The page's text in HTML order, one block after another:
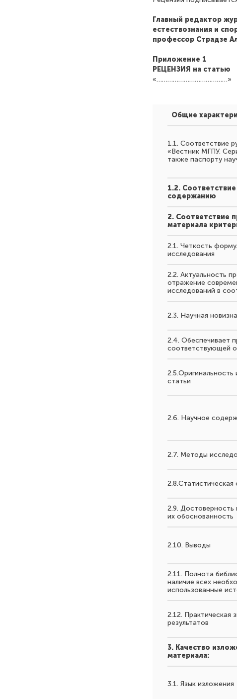
Главный редактор
естествознания и
профессор Страдзе
Приложение 1
РЕЦЕНЗИЯ на статью
«…………………………………»
Общие
1.1. Соответствие
«Вестник МГПУ.
также паспорту
1.2. Соответствие
содержанию
2. Соответствие
материала
2.1. Четкость
исследования
2.2. Актуальность
отражение
исследований в
2.3. Научная новизна
2.4. Обеспечивает
соответствующей
2.5.Оригинальность
статьи
2.6. Научное
2.7. Методы
2.8.Статистическая
2.9. Достоверность
их обоснованность
2.10. Выводы
2.11. Полнота
наличие всех
использованные
2.12. Практическая
результатов
3. Качество
материала:
3.1. Язык изложения